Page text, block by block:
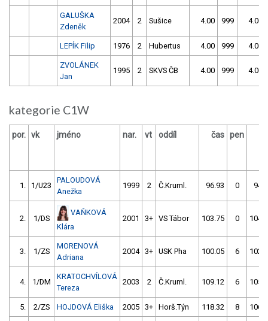
GALUŠKA
Zdeněk
2004 2 Sušice 4.00 999 4.00
LEPÍK Filip 1976 2 Hubertus 4.00 999 4.00
ZVOLÁNEK
Jan
1995 2 SKVS ČB 4.00 999 4.00
kategorie C1W
por. vk jméno nar. vt oddíl čas pen
1. 1/U23
PALOUDOVÁ
Anežka
1999 2 Č.Kruml. 96.93 0
2. 1/DS
VAŇKOVÁ
Klára
2001 3+ VS Tábor 103.75 0
3. 1/ZS
MORENOVÁ
Adriana
2004 3+ USK Pha 100.05 6
4. 1/DM
KRATOCHVÍLOVÁ
Tereza
2003 2 Č.Kruml. 109.12 6
5. 2/ZS HOJDOVÁ Eliška 2005 3+ Horš.Týn 118.32 8